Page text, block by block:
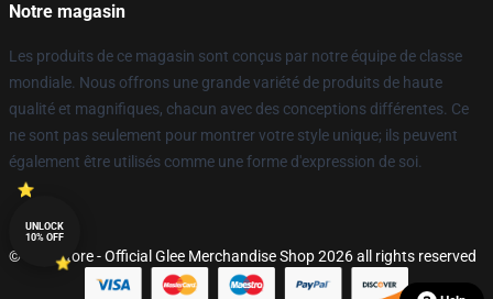
Notre magasin
Les produits de ce magasin sont conçus par notre équipe de classe
mondiale. Nous offrons une grande variété de produits de haute
qualité et magnifiques, chacun avec des conceptions différentes. Ce
ne sont pas seulement pour montrer votre style unique; ils peuvent
également être utilisés comme une forme d'expression de soi.
© Glee Store - Official Glee Merchandise Shop 2026 all rights reserved
UNLOCK
10% OFF